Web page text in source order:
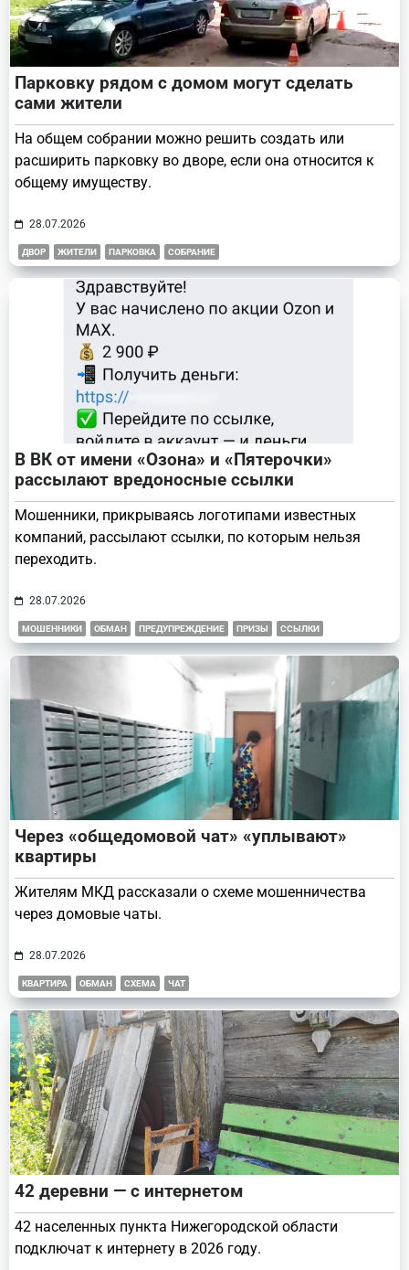
Парковку рядом с домом могут сделать
сами жители
На общем собрании можно решить создать или
расширить парковку во дворе, если она относится к
общему имуществу.
28.07.2026
ДВОР ЖИТЕЛИ ПАРКОВКА СОБРАНИЕ
В ВК от имени «Озона» и «Пятерочки»
рассылают вредоносные ссылки
Мошенники, прикрываясь логотипами известных
компаний, рассылают ссылки, по которым нельзя
переходить.
28.07.2026
МОШЕННИКИ ОБМАН ПРЕДУПРЕЖДЕНИЕ ПРИЗЫ ССЫЛКИ
Через «общедомовой чат» «уплывают»
квартиры
Жителям МКД рассказали о схеме мошенничества
через домовые чаты.
28.07.2026
КВАРТИРА ОБМАН СХЕМА ЧАТ
42 деревни — с интернетом
42 населенных пункта Нижегородской области
подключат к интернету в 2026 году.